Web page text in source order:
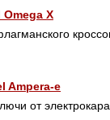
X
Ampera-e
от